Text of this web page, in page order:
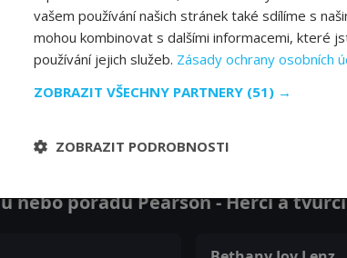
nebo pořadu Pearson - Herci a tvůrci
vašem používání našich stránek také sdílíme s
mohou kombinovat s dalšími informacemi, které
používání jejich služeb. Zásady ochrany osobních
ZOBRAZIT VŠECHNY PARTNERY (51) →
ZOBRAZIT PODROBNOSTI